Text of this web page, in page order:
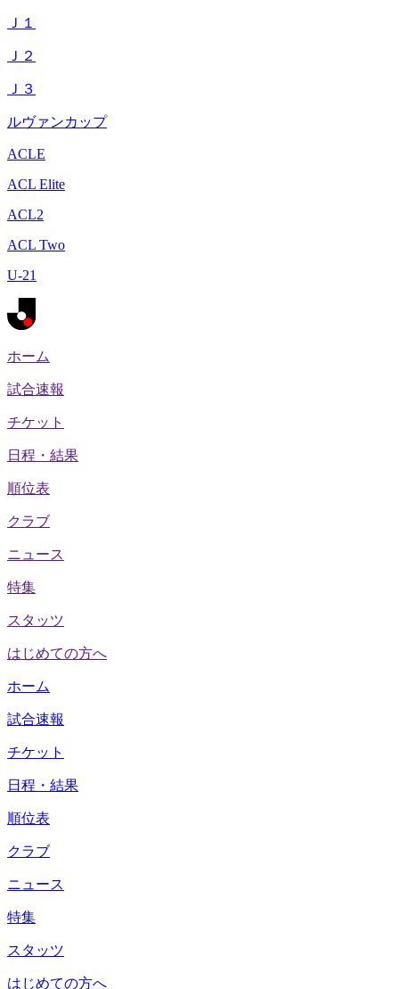
Ｊ１
Ｊ２
Ｊ３
ルヴァンカップ
ACLE
ACL Elite
ACL2
ACL Two
U-21
ホーム
試合速報
チケット
日程・結果
順位表
クラブ
ニュース
特集
スタッツ
はじめての方へ
ホーム
試合速報
チケット
日程・結果
順位表
クラブ
ニュース
特集
スタッツ
はじめての方へ